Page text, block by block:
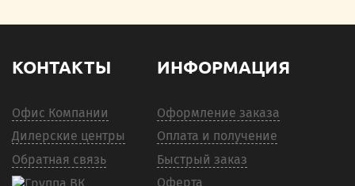
КОНТАКТЫ
Офис Компании
Дилерские центры
Обратная связь
ИНФОРМАЦИЯ
Оформление заказа
Оплата и получение
Быстрый заказ
Оферта